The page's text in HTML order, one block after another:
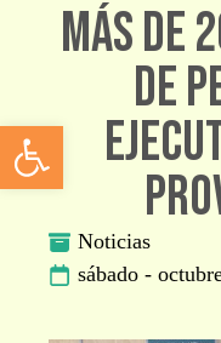
Abrir barra de herramientas
Más de
de
Noticias
sábado -